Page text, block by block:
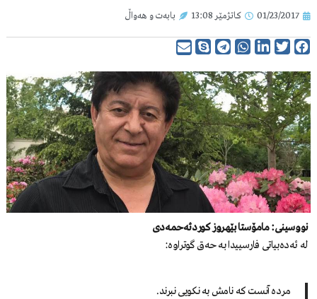
01/23/2017 کاتژمێر 13:08 بابەت و هەواڵ
نووسینی: مامۆستا بێهروز کوردئەحمەدی
لە ئەدەبیاتی فارسییدا بە حەق گوتراوە:
مردە آنست کە نامش بە نکویی نبرند.